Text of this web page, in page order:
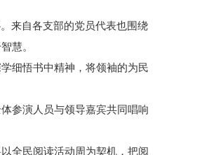
来自各支部的党员代表也围绕
慧。
细悟书中精神，将领袖的为民
参演人员与领导嘉宾共同唱响
全民阅读活动周为契机，把阅